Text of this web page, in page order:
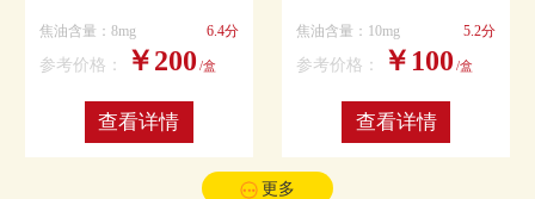
焦油含量：8mg 6.4分
参考价格： ￥200 /盒
查看详情
焦油含量：10mg 5.2分
参考价格： ￥100 /盒
查看详情
更多